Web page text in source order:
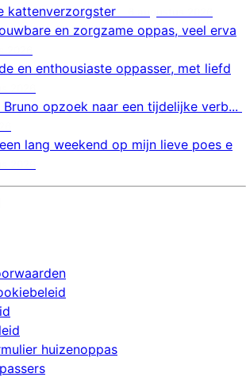
kattenverzorgster
en zorgzame oppas, veel erva
en enthousiaste oppasser, met liefd
Bruno opzoek naar een tijdelijke verb...
lang weekend op mijn lieve poes e
huizenoppas